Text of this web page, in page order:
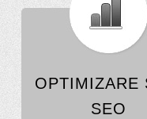
OPTIMIZARE
SEO